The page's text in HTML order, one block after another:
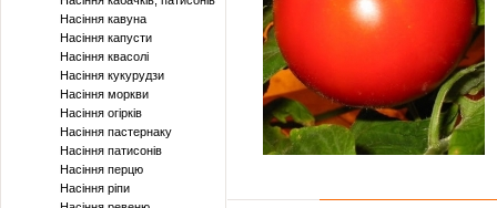
Насіння кавуна
Насіння капусти
Насіння квасолі
Насіння кукурудзи
Насіння моркви
Насіння огірків
Насіння пастернаку
Насіння патисонів
Насіння перцю
Насіння ріпи